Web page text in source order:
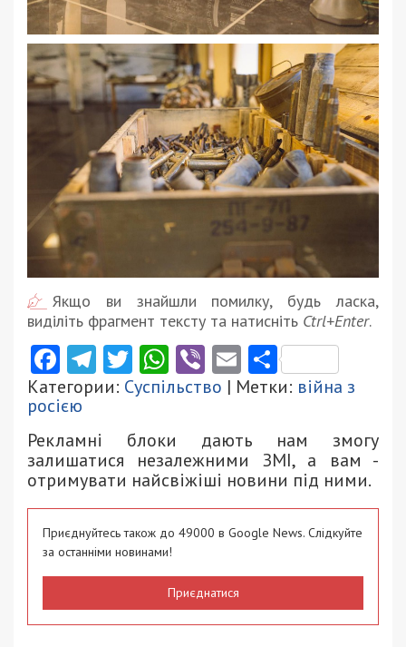
Якщо ви знайшли помилку, будь ласка,
виділіть фрагмент тексту та натисніть Ctrl+Enter.
Facebook
Telegram
Twitter
WhatsApp
ViberEmail
Категории: Суспільство | Метки: війна з
росією
Рекламні блоки дають нам змогу
залишатися незалежними ЗМІ, а вам -
отримувати найсвіжіші новини під ними.
Приєднуйтесь також до 49000 в Google News. Слідкуйте
за останніми новинами!
Приєднатися